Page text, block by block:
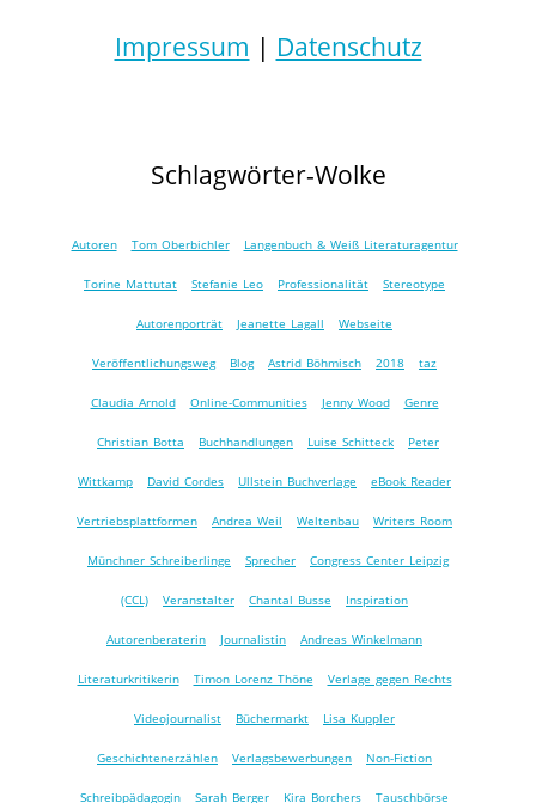
Impressum | Datenschutz
Schlagwörter-Wolke
Autoren Tom Oberbichler Langenbuch & Weiß Literaturagentur
Torine Mattutat Stefanie Leo Professionalität Stereotype
Autorenporträt Jeanette Lagall Webseite
Veröffentlichungsweg Blog Astrid Böhmisch 2018 taz
Claudia Arnold Online-Communities Jenny Wood Genre
Christian Botta Buchhandlungen Luise Schitteck Peter
Wittkamp David Cordes Ullstein Buchverlage eBook Reader
Vertriebsplattformen Andrea Weil Weltenbau Writers Room
Münchner Schreiberlinge Sprecher Congress Center Leipzig
(CCL) Veranstalter Chantal Busse Inspiration
Autorenberaterin Journalistin Andreas Winkelmann
Literaturkritikerin Timon Lorenz Thöne Verlage gegen Rechts
Videojournalist Büchermarkt Lisa Kuppler
Geschichtenerzählen Verlagsbewerbungen Non-Fiction
Schreibpädagogin Sarah Berger Kira Borchers Tauschbörse